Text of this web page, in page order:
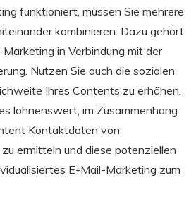
funktioniert, müssen Sie mehrere
kombinieren. Dazu gehört
in Verbindung mit der
Nutzen Sie auch die sozialen
Ihres Contents zu erhöhen.
lohnenswert, im Zusammenhang
Kontaktdaten von
ermitteln und diese potenziellen
E-Mail-Marketing zum